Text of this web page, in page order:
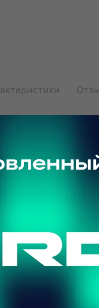
и высоту 53,7
офисе, общежитии
Подписаться
персональных данных